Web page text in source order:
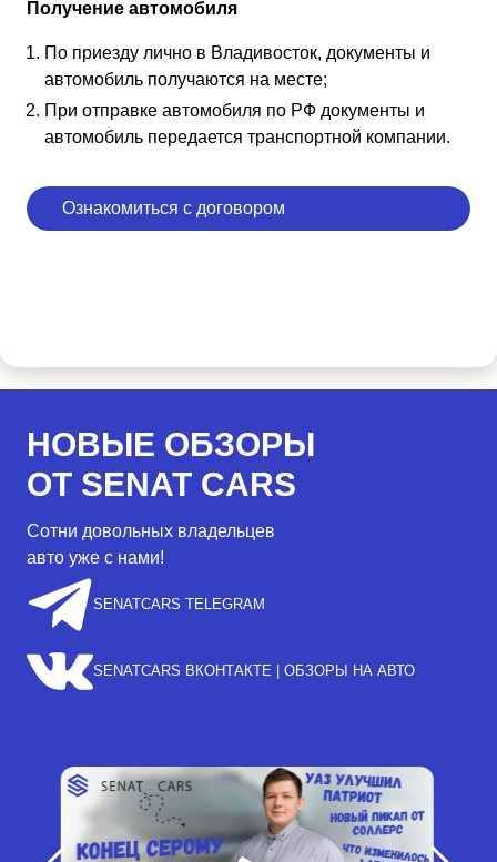
Получение автомобиля
По приезду лично в Владивосток, документы и
автомобиль получаются на месте;
При отправке автомобиля по РФ документы и
автомобиль передается транспортной компании.
Ознакомиться с договором
НОВЫЕ ОБЗОРЫ
ОТ SENAT CARS
Сотни довольных владельцев
авто уже с нами!
SENATCARS TELEGRAM
SENATCARS ВКОНТАКТЕ | ОБЗОРЫ НА АВТО